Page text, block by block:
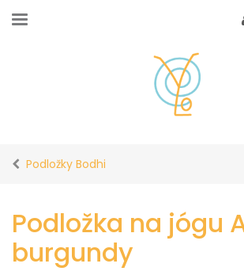
Podložky Bodhi
Podložka na jógu
burgundy